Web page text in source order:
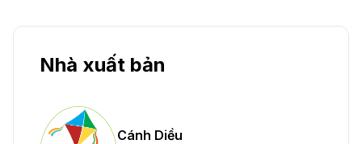
Nhà xuất bản
Cánh Diều